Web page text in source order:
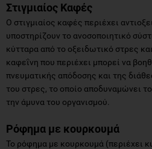
Στιγμιαίος Καφές
Ο στιγμιαίος καφές περιέχει
υποστηρίζουν το ανοσοποιητικό
κύτταρα από το οξειδωτικό στρες
καφεΐνη που περιέχει μπορεί να
πνευματικής απόδοσης και της
του στρες, το οποίο αποδυναμώνει
την άμυνα του οργανισμού.
Ρόφημα με κουρκουμά
Το ρόφημα με κουρκουμά (περιέχει